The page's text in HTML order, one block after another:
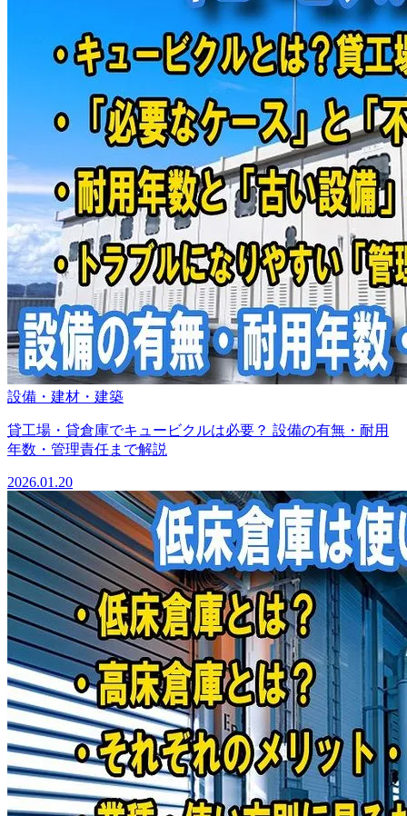
設備・建材・建築
貸工場・貸倉庫でキュービクルは必要？ 設備の有無・耐用
年数・管理責任まで解説
2026.01.20